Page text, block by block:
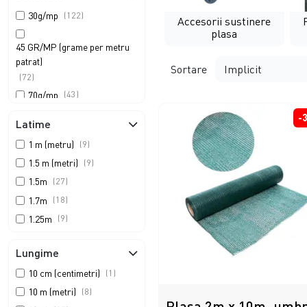
Articole petrecere
Pentru gospodari
Echipamente animale
Copertine
Accesorii auto
ReduceriXXL Bazar
Pentru baie
Prelate impermeabile
Camping
Echipamente animale
Pentru gospodari
Copertine
30g/mp (122)
45 GR/MP (grame per metru
patrat)
(72)
70g/mp (43)
Latime
1 m (metru) (9)
1.5 m (metri) (9)
1.5m (27)
1.7m (18)
1.25m (9)
1m (18)
2 m (metri) (9)
2.5m (9)
Lungime
10 cm (centimetri) (1)
10 m (metri) (8)
Accesorii sustinere
plasa
Sortare
-